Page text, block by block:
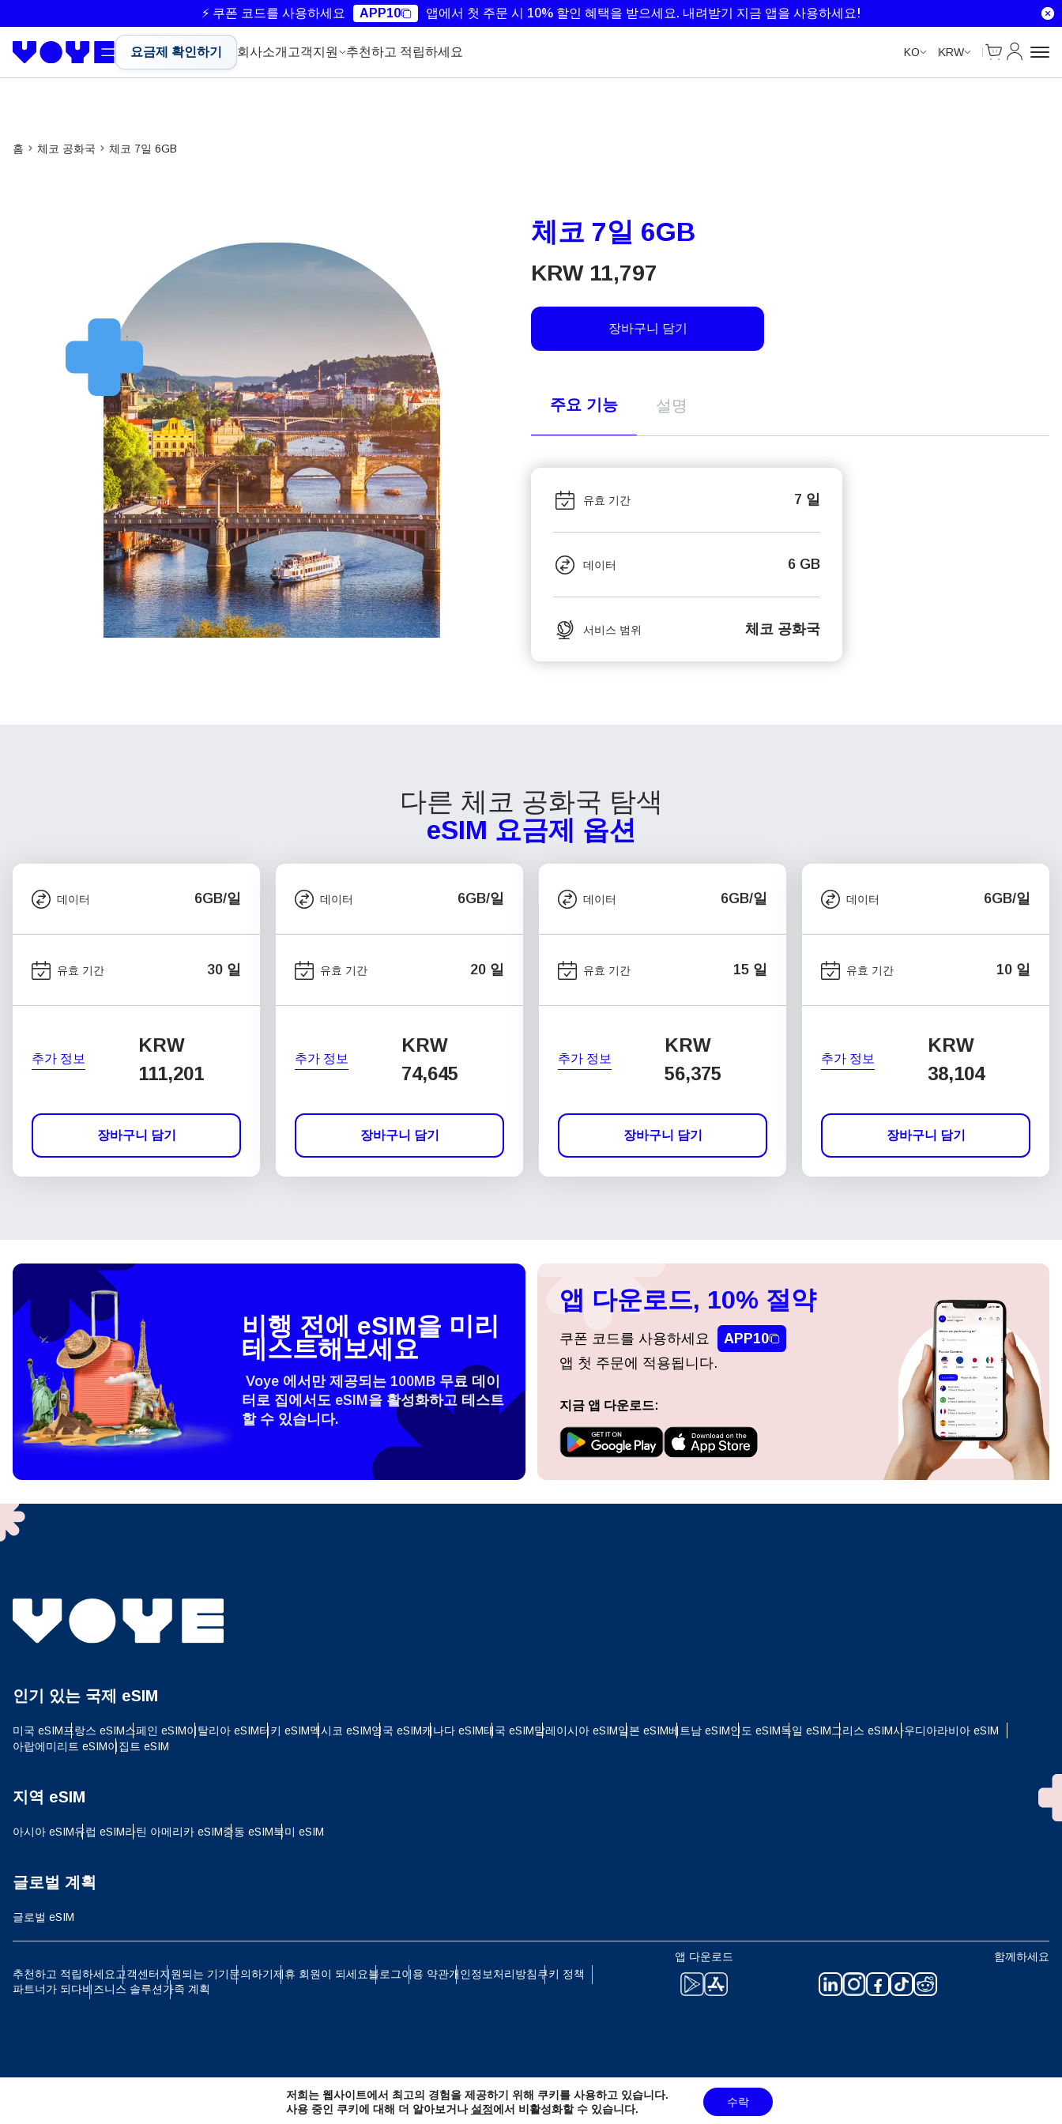
⚡ 쿠폰 코드를 사용하세요 APP10 앱에서 첫 주문 시 10% 할인 혜택을 받으세요. 내려받기 지금 앱을 사용하세요!
요금제 확인하기 회사소개 고객지원 추천하고 적립하세요 KO KRW
Cart
내 계정
홈 체코 공화국 체코 7일 6GB
체코 7일 6GB
KRW11,797
장바구니 담기
주요 기능 설명
유효 기간 7 일
데이터 6 GB
서비스 범위 체코 공화국
다른 체코 공화국 탐색
eSIM 요금제 옵션
데이터 6GB/일
유효 기간 30 일
추가 정보
KRW
111,201
장바구니 담기
데이터 6GB/일
유효 기간 20 일
추가 정보
KRW
74,645
장바구니 담기
데이터 6GB/일
유효 기간 15 일
추가 정보
KRW
56,375
장바구니 담기
데이터 6GB/일
유효 기간 10 일
추가 정보
KRW
38,104
장바구니 담기
How do I get my eSim?
To get your eSIM, start by checking if your device supports eSIM
technology. Then, contact your mobile carrier to request an eSIM activation.
or enter in your device settings. Once activated, you can enjoy the benefits
비행 전에 eSIM을 미리
테스트해보세요
Voye 에서만 제공되는 100MB 무료 데이
터로 집에서도 eSIM을 활성화하고 테스트
할 수 있습니다.
앱 다운로드, 10% 절약
쿠폰 코드를 사용하세요
APP10
앱 첫 주문에 적용됩니다.
지금 앱 다운로드:
인기 있는 국제 eSIM
미국 eSIM프랑스 eSIM스페인 eSIM이탈리아 eSIM터키 eSIM멕시코 eSIM영국 eSIM캐나다 eSIM태국 eSIM말레이시아 eSIM일본 eSIM베트남 eSIM인도 eSIM독일 eSIM그리스 eSIM사우디아라비아 eSIM
아랍에미리트 eSIM이집트 eSIM
지역 eSIM
아시아 eSIM유럽 ​​eSIM라틴 아메리카 eSIM중동 eSIM북미 eSIM
글로벌 계획
글로벌 eSIM
추천하고 적립하세요고객센터지원되는 기기문의하기제휴 회원이 되세요블로그이용 약관개인정보처리방침쿠키 정책
파트너가 되다비즈니스 솔루션가족 계획
앱 다운로드 함께하세요
English Español
Polski Português
简体中文 繁體中文
CHF - 스위스 프랑 NZD - 뉴질랜드 달러
로그인 또는 회원가입
계정을 계속 이용하거나 몇 초 만에 새로 만드세요.
저희는 웹사이트에서 최고의 경험을 제공하기 위해 쿠키를 사용하고 있습니다.
사용 중인 쿠키에 대해 더 알아보거나설정에서 비활성화할 수 있습니다.
수락